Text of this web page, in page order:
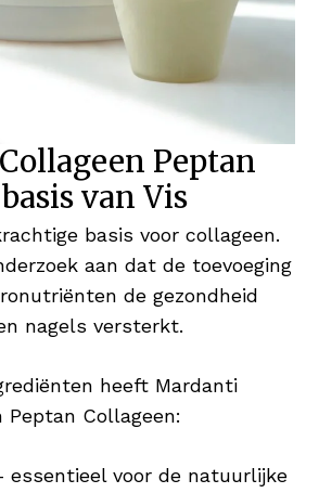
Peptan
van Vis
basis voor collageen.
aan dat de toevoeging
de gezondheid
nagels versterkt.
heeft Mardanti
Peptan Collageen:
essentieel voor de natuurlijke